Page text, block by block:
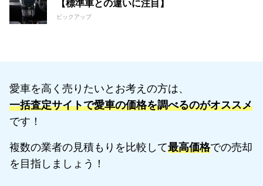
【標準車との違いに注目】
ピックアップ
愛車を高く売りたいとお考えの方は、
一括査定サイトで愛車の価格を調べるのがオススメ
です！
複数の業者の見積もりを比較して最高価格での売却
を目指しましょう！